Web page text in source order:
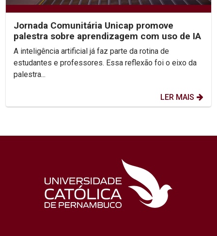
Jornada Comunitária Unicap promove
palestra sobre aprendizagem com uso de IA
A inteligência artificial já faz parte da rotina de
estudantes e professores. Essa reflexão foi o eixo da
palestra...
LER MAIS